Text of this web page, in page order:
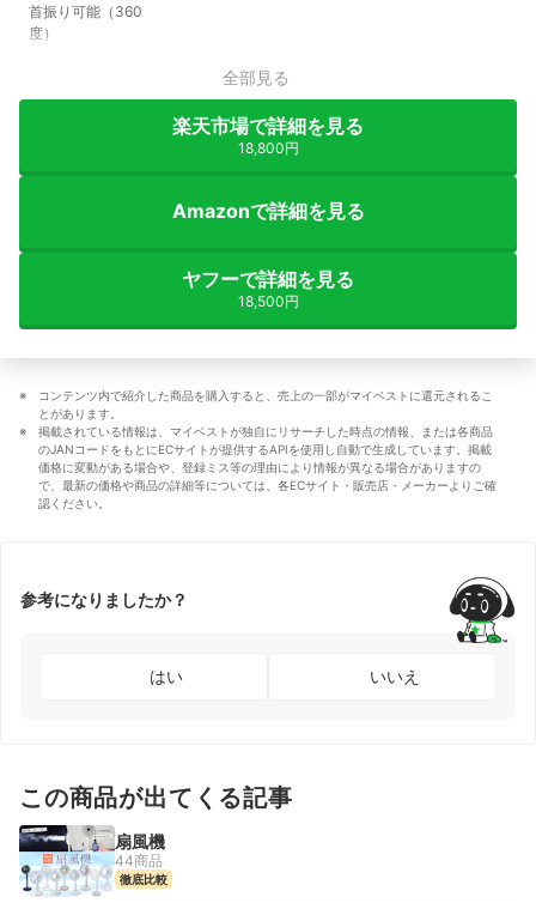
首振り可能（360
度）
全部見る
楽天市場で詳細を見る
18,800円
Amazonで詳細を見る
ヤフーで詳細を見る
18,500円
コンテンツ内で紹介した商品を購入すると、売上の一部がマイベストに還元されるこ
とがあります。
掲載されている情報は、マイベストが独自にリサーチした時点の情報、または各商品
のJANコードをもとにECサイトが提供するAPIを使用し自動で生成しています。掲載
価格に変動がある場合や、登録ミス等の理由により情報が異なる場合がありますの
で、最新の価格や商品の詳細等については、各ECサイト・販売店・メーカーよりご確
認ください。
参考になりましたか？
はい いいえ
この商品が出てくる記事
扇風機
44商品
徹底比較